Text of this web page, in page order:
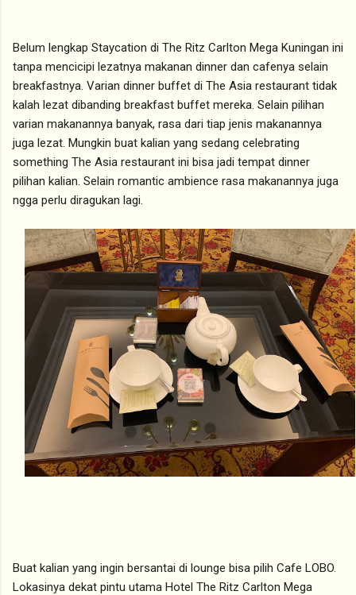
Belum lengkap Staycation di The Ritz Carlton Mega Kuningan ini
tanpa mencicipi lezatnya makanan dinner dan cafenya selain
breakfastnya. Varian dinner buffet di The Asia restaurant tidak
kalah lezat dibanding breakfast buffet mereka. Selain pilihan
varian makanannya banyak, rasa dari tiap jenis makanannya
juga lezat. Mungkin buat kalian yang sedang celebrating
something The Asia restaurant ini bisa jadi tempat dinner
pilihan kalian. Selain romantic ambience rasa makanannya juga
ngga perlu diragukan lagi.
Buat kalian yang ingin bersantai di lounge bisa pilih Cafe LOBO.
Lokasinya dekat pintu utama Hotel The Ritz Carlton Mega